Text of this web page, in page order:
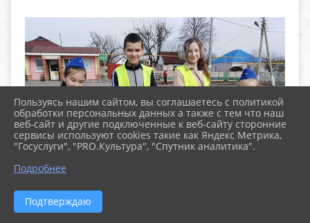
Пользуясь нашим сайтом, вы соглашаетесь с политикой
обработки персональных данных а также с тем что наш
веб-сайт и другие подключенные к веб-сайту сторонние
сервисы используют cookies такие как Яндекс Метрика,
"Госуслуги", "PRO.Культура", "Спутник аналитика".
Подробнее
Подтверждаю